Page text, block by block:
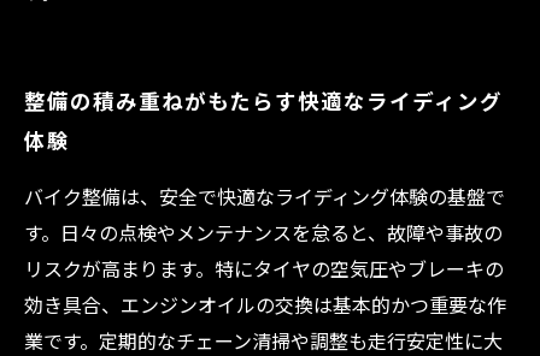
整備の積み重ねがもたらす快適なライディング
体験
バイク整備は、安全で快適なライディング体験の基盤で
す。日々の点検やメンテナンスを怠ると、故障や事故の
リスクが高まります。特にタイヤの空気圧やブレーキの
効き具合、エンジンオイルの交換は基本的かつ重要な作
業です。定期的なチェーン清掃や調整も走行安定性に大